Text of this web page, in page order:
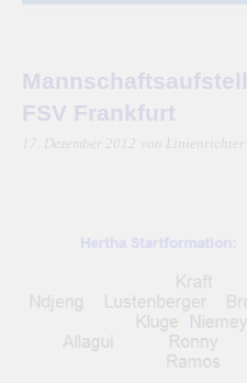
FSV Frankfurt
17. Dezember 2012 von Linienrichter